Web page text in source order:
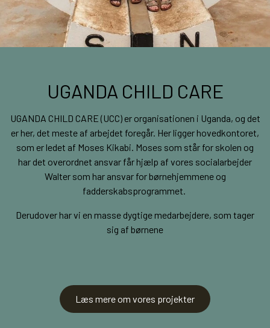
UGANDA CHILD CARE
UGANDA CHILD CARE (UCC) er organisationen i Uganda, og det
er her, det meste af arbejdet foregår. Her ligger hovedkontoret,
som er ledet af Moses Kikabi. Moses som står for skolen og
har det overordnet ansvar får hjælp af vores socialarbejder
Walter som har ansvar for børnehjemmene og
fadderskabsprogrammet.
Derudover har vi en masse dygtige medarbejdere, som tager
sig af børnene
Læs mere om vores projekter